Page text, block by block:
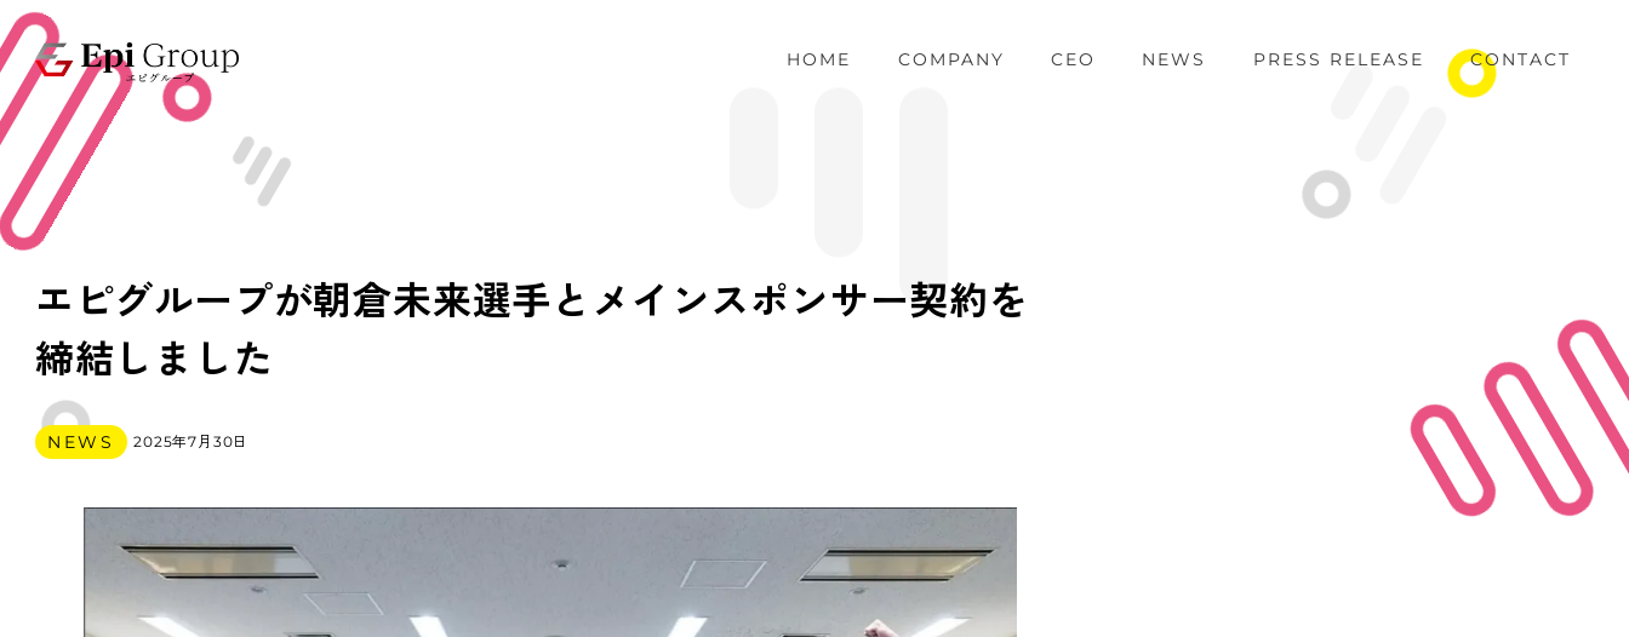
HOME COMPANY CEO NEWS PRESS RELEASE CONTACT
エピグループが朝倉未来選手とメインスポンサー契約を
締結しました
投稿日
2025年7月30日
カテゴリー
NEWS